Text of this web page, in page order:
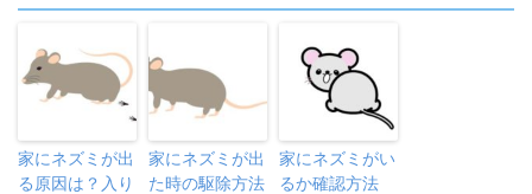
家にネズミが出
る原因は？入り
家にネズミが出
た時の駆除方法
家にネズミがい
るか確認方法